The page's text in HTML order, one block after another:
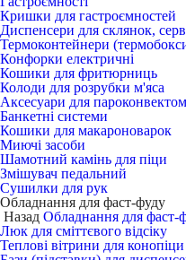
Кришки для гастроємностей
Диспенсери для склянок,
Термоконтейнери
Конфорки електричні
Кошики для фритюрниць
Колоди для розрубки м'яса
Аксесуари для
Банкетні системи
Кошики для макароноварок
Миючі засоби
Шамотний камінь для піци
Змішувач педальний
Сушилки для рук
Обладнання для фаст-фуду
Назад Обладнання для фаст-
Люк для сміттєвого відсіку
Теплові вітрини для конопіци